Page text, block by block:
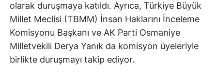
olarak duruşmaya katıldı. Ayrıca, Türkiye Büyük
Millet Meclisi (TBMM) İnsan Haklarını İnceleme
Komisyonu Başkanı ve AK Parti Osmaniye
Milletvekili Derya Yanık da komisyon üyeleriyle
birlikte duruşmayı takip ediyor.